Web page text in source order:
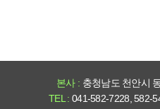
본사 : 충청남도 천안시
TEL : 041-582-7228, 582-